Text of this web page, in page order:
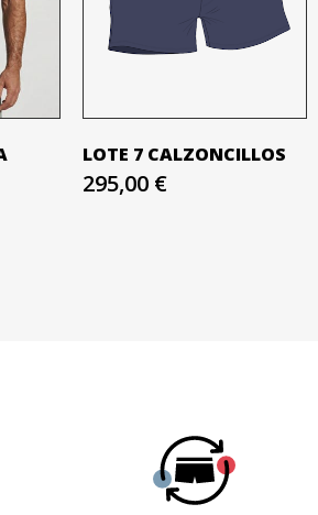
LOTE 7 CALZONCILLOS
295,00 €